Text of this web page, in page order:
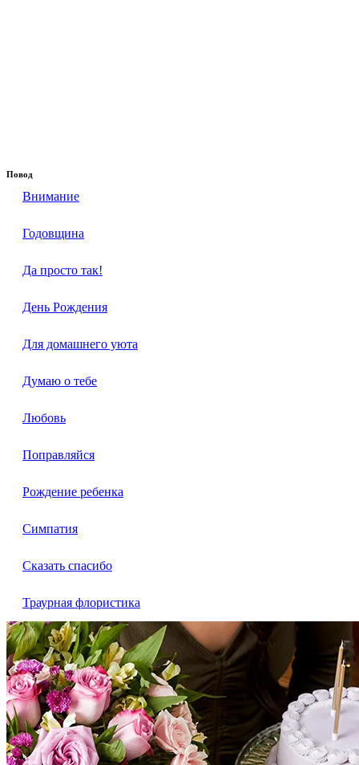
Повод
Внимание
Годовщина
Да просто так!
День Рождения
Для домашнего уюта
Думаю о тебе
Любовь
Поправляйся
Рождение ребенка
Симпатия
Сказать спасибо
Траурная флористика